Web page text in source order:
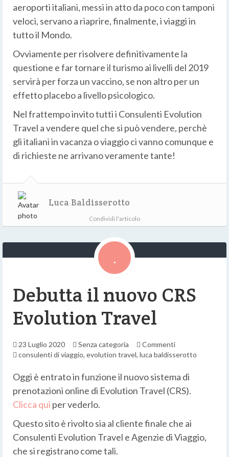
aeroporti italiani, messi in atto da poco con tamponi
veloci, servano a riaprire, finalmente, i viaggi in
tutto il Mondo.
Ovviamente per risolvere definitivamente la
questione e far tornare il turismo ai livelli del 2019
servirà per forza un vaccino, se non altro per un
effetto placebo a livello psicologico.
Nel frattempo invito tutti i Consulenti Evolution
Travel a vendere quel che si può vendere, perchè
gli italiani in vacanza o viaggio ci vanno comunque e
di richieste ne arrivano veramente tante!
Luca Baldisserotto
Condividi l'articolo
Debutta il nuovo CRS
Evolution Travel
23 Luglio 2020 Senza categoria
Commenti
consulenti di viaggio, evolution travel, luca baldisserotto
Oggi è entrato in funzione il nuovo sistema di
prenotazioni online di Evolution Travel (CRS).
Clicca qui per vederlo.
Questo sito è rivolto sia al cliente finale che ai
Consulenti Evolution Travel e Agenzie di Viaggio,
che si registrano come tali.